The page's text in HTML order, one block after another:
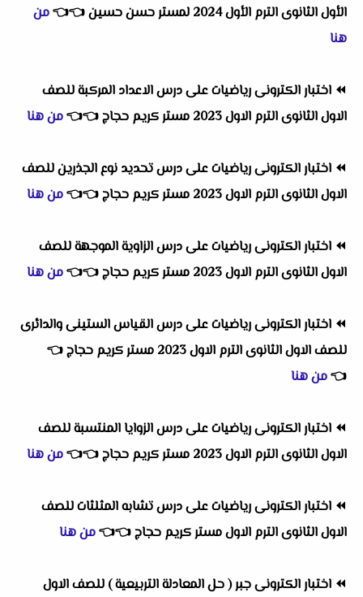
الأول الثانوى الترم الأول 2024 لمستر حسن حسين
👈
👈من
هنا
⏪ اختبار الكترونى رياضيات على درس الاعداد المركبة للصف
الاول الثانوى الترم الاول 2023 مستر كريم حجاج
👈
👈من هنا
⏪ اختبار الكترونى رياضيات على درس تحديد نوع الجذرين للصف
الاول الثانوى الترم الاول 2023 مستر كريم حجاج
👈
👈من هنا
⏪ اختبار الكترونى رياضيات على درس الزاوية الموجهة للصف
الاول الثانوى الترم الاول 2023 مستر كريم حجاج
👈
👈من هنا
⏪ اختبار الكترونى رياضيات على درس القياس الستينى والدائرى
للصف الاول الثانوى الترم الاول 2023 مستر كريم حجاج
👈
👈من هنا
⏪ اختبار الكترونى رياضيات على درس الزوايا المنتسبة للصف
الاول الثانوى الترم الاول 2023 مستر كريم حجاج
👈
👈من هنا
⏪ اختبار الكترونى رياضيات على درس تشابه المثلثات للصف
الاول الثانوى الترم الاول مستر كريم حجاج👈
👈من هنا
⏪ اختبار الكترونى جبر ( حل المعادلة التربيعية ) للصف الاول